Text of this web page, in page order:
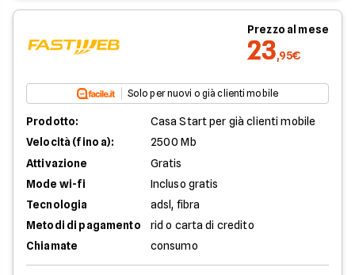
Prezzo al mese
23,95€
Solo per nuovi o già clienti mobile
Prodotto:
Casa Start per già clienti mobile
Velocità (fino a):
2500 Mb
Attivazione
Gratis
Mode wi-fi
Incluso gratis
Tecnologia
adsl, fibra
Metodi di pagamento
rid o carta di credito
Chiamate
consumo